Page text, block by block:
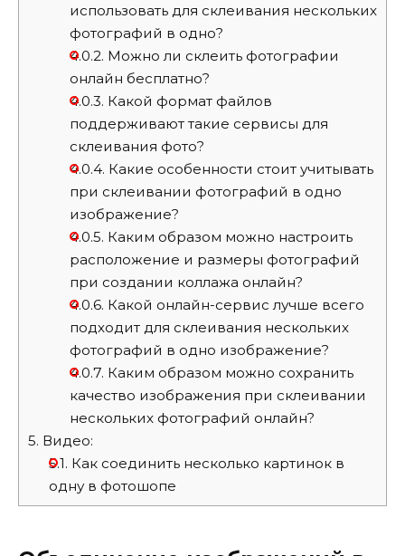
использовать для склеивания нескольких
фотографий в одно?
4.0.2. Можно ли склеить фотографии
онлайн бесплатно?
4.0.3. Какой формат файлов
поддерживают такие сервисы для
склеивания фото?
4.0.4. Какие особенности стоит учитывать
при склеивании фотографий в одно
изображение?
4.0.5. Каким образом можно настроить
расположение и размеры фотографий
при создании коллажа онлайн?
4.0.6. Какой онлайн-сервис лучше всего
подходит для склеивания нескольких
фотографий в одно изображение?
4.0.7. Каким образом можно сохранить
качество изображения при склеивании
нескольких фотографий онлайн?
5. Видео:
5.1. Как соединить несколько картинок в
одну в фотошопе